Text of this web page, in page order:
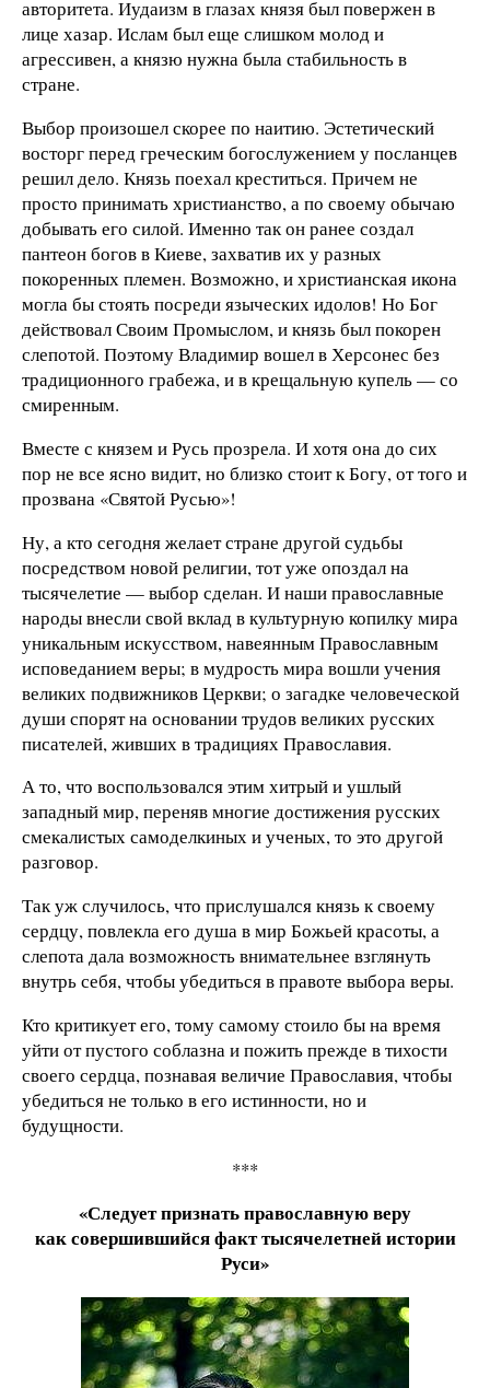
авторитета. Иудаизм в глазах князя был повержен в
лице хазар. Ислам был еще слишком молод и
агрессивен, а князю нужна была стабильность в
стране.
Выбор произошел скорее по наитию. Эстетический
восторг перед греческим богослужением у посланцев
решил дело. Князь поехал креститься. Причем не
просто принимать христианство, а по своему обычаю
добывать его силой. Именно так он ранее создал
пантеон богов в Киеве, захватив их у разных
покоренных племен. Возможно, и христианская икона
могла бы стоять посреди языческих идолов! Но Бог
действовал Своим Промыслом, и князь был покорен
слепотой. Поэтому Владимир вошел в Херсонес без
традиционного грабежа, и в крещальную купель — со
смиренным.
Вместе с князем и Русь прозрела. И хотя она до сих
пор не все ясно видит, но близко стоит к Богу, от того и
прозвана «Святой Русью»!
Ну, а кто сегодня желает стране другой судьбы
посредством новой религии, тот уже опоздал на
тысячелетие — выбор сделан. И наши православные
народы внесли свой вклад в культурную копилку мира
уникальным искусством, навеянным Православным
исповеданием веры; в мудрость мира вошли учения
великих подвижников Церкви; о загадке человеческой
души спорят на основании трудов великих русских
писателей, живших в традициях Православия.
А то, что воспользовался этим хитрый и ушлый
западный мир, переняв многие достижения русских
смекалистых самоделкиных и ученых, то это другой
разговор.
Так уж случилось, что прислушался князь к своему
сердцу, повлекла его душа в мир Божьей красоты, а
слепота дала возможность внимательнее взглянуть
внутрь себя, чтобы убедиться в правоте выбора веры.
Кто критикует его, тому самому стоило бы на время
уйти от пустого соблазна и пожить прежде в тихости
своего сердца, познавая величие Православия, чтобы
убедиться не только в его истинности, но и
будущности.
***
«Следует признать православную веру
как совершившийся факт тысячелетней истории
Руси»